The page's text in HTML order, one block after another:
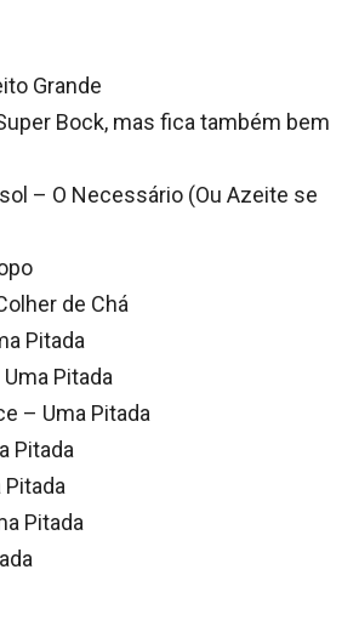
Grande
Bock, mas fica também bem
– O Necessário (Ou Azeite se
de Chá
Pitada
Pitada
– Uma Pitada
Pitada
Pitada